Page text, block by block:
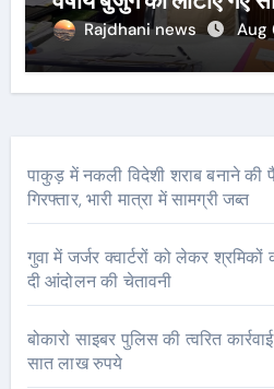
Rajdhani news Aug
पाकुड़ में नकली विदेशी शराब बनाने की
गिरफ्तार, भारी मात्रा में सामग्री जब्त
गुवा में जर्जर क्वार्टरों को लेकर श्रमिकों
दी आंदोलन की चेतावनी
बोकारो साइबर पुलिस की त्वरित
सात लाख रुपये